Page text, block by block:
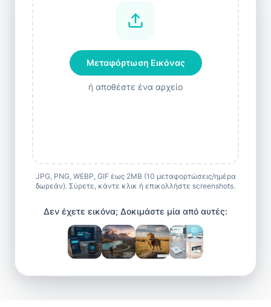
Μεταφόρτωση Εικόνας
ή αποθέστε ένα αρχείο
JPG, PNG, WEBP, GIF έως 2MB (10 μεταφορτώσεις/ημέρα
δωρεάν). Σύρετε, κάντε κλικ ή επικολλήστε screenshots.
Δεν έχετε εικόνα; Δοκιμάστε μία από αυτές: